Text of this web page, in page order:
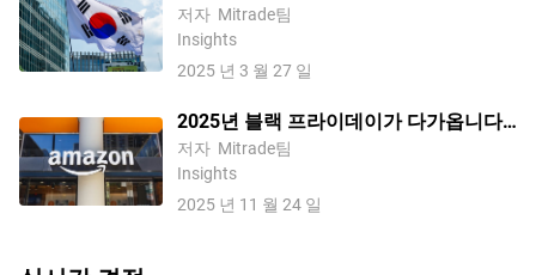
시장에서 주목해야 할 ETF입니다!
저자 Mitrade팀
Insights
2025 년 3 월 27 일
2025년 블랙 프라이데이가 다가옵니다!
어떤 주식이 변동성을 보이게 될까요?
저자 Mitrade팀
Insights
2025 년 11 월 24 일